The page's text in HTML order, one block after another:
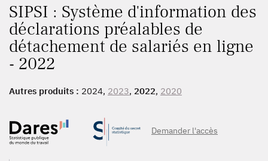
SIPSI : Système d'information des
déclarations préalables de
détachement de salariés en ligne
- 2022
Autres produits : 2024, 2023, 2022, 2020
Demander l'accès